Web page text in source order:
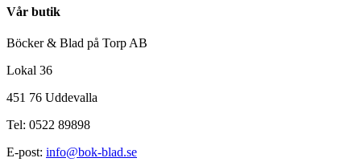
Vår butik
Böcker & Blad på Torp AB
Lokal 36
451 76 Uddevalla
Tel: 0522 89898
E-post: info@bok-blad.se